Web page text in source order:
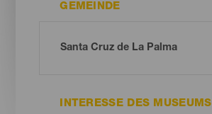
GEMEINDE
INTERESSE DES MUSEUMS